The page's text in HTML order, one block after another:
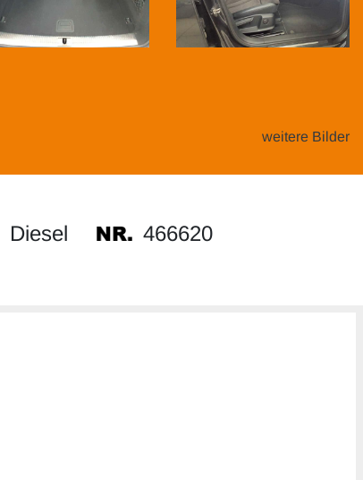
weitere Bilder
Diesel 466620